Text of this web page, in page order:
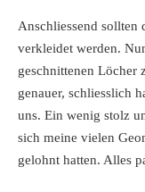
Anschliessend sollten
verkleidet werden.
geschnittenen Löcher
genauer, schliesslich
uns. Ein wenig stolz
sich meine vielen
gelohnt hatten. Alles